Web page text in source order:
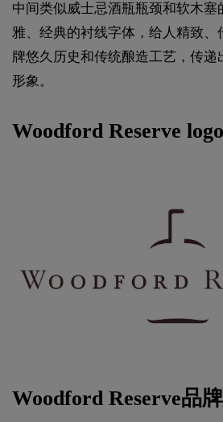
中间类似威士忌酒瓶瓶颈和软木塞
雅、经典的衬线字体，给人精致、
牌悠久历史和传统酿造工艺，传递
形象。
Woodford Reserve logo
Woodford Reserve品